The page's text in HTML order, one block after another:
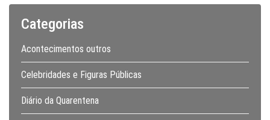
Categorias
Acontecimentos outros
Celebridades e Figuras Públicas
Diário da Quarentena